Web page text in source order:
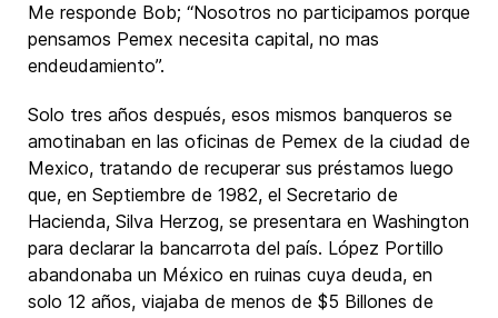
Me responde Bob; “Nosotros no participamos porque
pensamos Pemex necesita capital, no mas
endeudamiento”.
Solo tres años después, esos mismos banqueros se
amotinaban en las oficinas de Pemex de la ciudad de
Mexico, tratando de recuperar sus préstamos luego
que, en Septiembre de 1982, el Secretario de
Hacienda, Silva Herzog, se presentara en Washington
para declarar la bancarrota del país. López Portillo
abandonaba un México en ruinas cuya deuda, en
solo 12 años, viajaba de menos de $5 Billones de